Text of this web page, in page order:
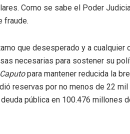
Como se sabe el Poder
fraude.
que desesperado y a cualquier
necesarias para sostener su
para mantener reducida la
reservas por no menos de 22
pública en 100.476 millones